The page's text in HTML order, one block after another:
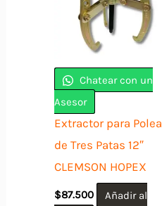
Chatear con un
Asesor
Extractor para Polea
de Tres Patas 12″
CLEMSON HOPEX
$87.500
Añadir al